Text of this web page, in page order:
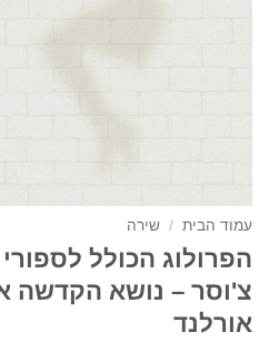
עמוד הבית / שירה
הפרולוג הכולל
צ'וסר – נושא הקדשה
אורלנד